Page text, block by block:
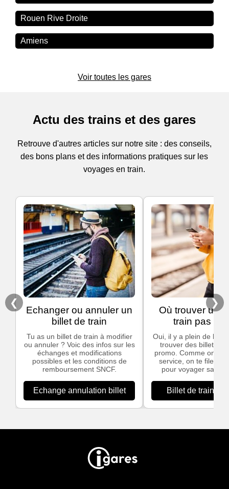
Rouen Rive Droite
Amiens
Voir toutes les gares
Actu des trains et des gares
Retrouve d'autres articles sur notre site : des conseils,
des bons plans et des informations pratiques sur les
voyages en train.
❮
Echanger ou annuler un
billet de train
Tu as un billet de train à modifier
ou annuler ? Voic des infos sur les
échanges et modifications
possibles et les conditions de
remboursement SNCF.
Echange annulation billet
Où trouver un
train pas
Oui, il y a plein de bon
trouver des billets
promo. Comme on
service, on te file nos
pour voyager sans
Billet de train
❯